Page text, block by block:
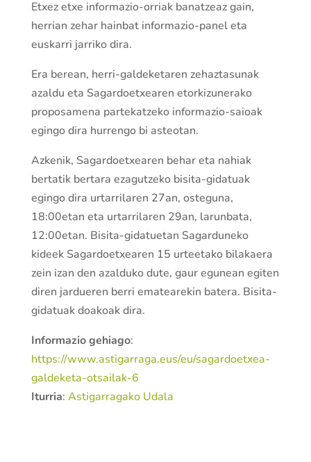
Etxez etxe informazio-orriak banatzeaz gain,
herrian zehar hainbat informazio-panel eta
euskarri jarriko dira.
Era berean, herri-galdeketaren zehaztasunak
azaldu eta Sagardoetxearen etorkizunerako
proposamena partekatzeko informazio-saioak
egingo dira hurrengo bi asteotan.
Azkenik, Sagardoetxearen behar eta nahiak
bertatik bertara ezagutzeko bisita-gidatuak
egingo dira urtarrilaren 27an, osteguna,
18:00etan eta urtarrilaren 29an, larunbata,
12:00etan. Bisita-gidatuetan Sagarduneko
kideek Sagardoetxearen 15 urteetako bilakaera
zein izan den azalduko dute, gaur egunean egiten
diren jardueren berri ematearekin batera. Bisita-
gidatuak doakoak dira.
Informazio gehiago:
https://www.astigarraga.eus/eu/sagardoetxea-
galdeketa-otsailak-6
Iturria: Astigarragako Udala